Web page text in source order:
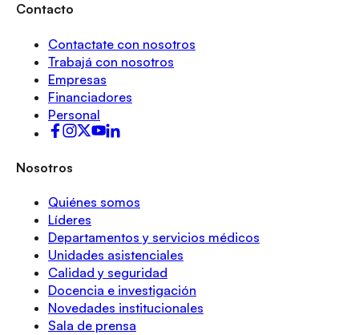
Contacto
Contactate con nosotros
Trabajá con nosotros
Empresas
Financiadores
Personal
Nosotros
Quiénes somos
Líderes
Departamentos y servicios médicos
Unidades asistenciales
Calidad y seguridad
Docencia e investigación
Novedades institucionales
Sala de prensa